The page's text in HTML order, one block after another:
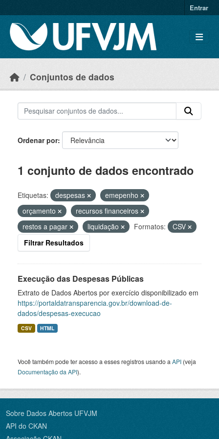
Entrar
Conjuntos de dados
Ordenar por
1 conjunto de dados encontrado
Etiquetas: despesas
emepenho
orçamento
recursos financeiros
restos a pagar
liquidação Formatos:
CSV
Filtrar Resultados
Execução das Despesas Públicas
Extrato de Dados Abertos por exercício disponibilizado em
https://portaldatransparencia.gov.br/download-de-
dados/despesas-execucao
CSV HTML
Você também pode ter acesso a esses registros usando a API (veja
Documentação da API).
Sobre Dados Abertos UFVJM
API do CKAN